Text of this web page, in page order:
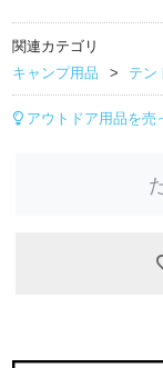
関連カテゴリ
キャンプ用品
テン
アウトドア用品を売